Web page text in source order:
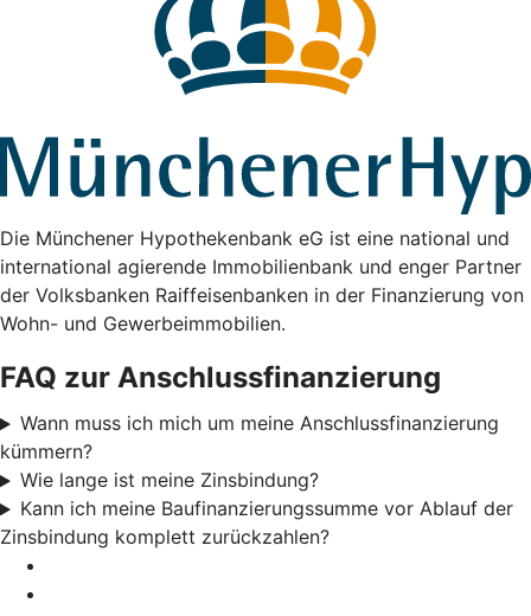
Die Münchener Hypothekenbank eG ist eine national und
international agierende Immobilienbank und enger Partner
der Volksbanken Raiffeisenbanken in der Finanzierung von
Wohn- und Gewerbeimmobilien.
FAQ zur Anschlussfinanzierung
Wann muss ich mich um meine Anschlussfinanzierung
kümmern?
Wie lange ist meine Zinsbindung?
Kann ich meine Baufinanzierungssumme vor Ablauf der
Zinsbindung komplett zurückzahlen?